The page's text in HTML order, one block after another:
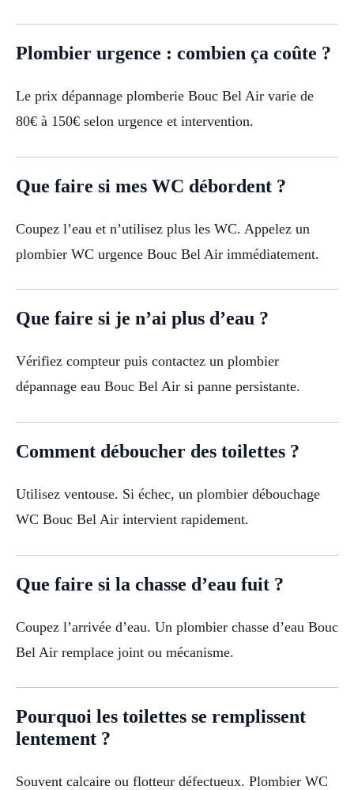
Plombier urgence : combien ça coûte ?
Le prix dépannage plomberie Bouc Bel Air varie de
80€ à 150€ selon urgence et intervention.
Que faire si mes WC débordent ?
Coupez l’eau et n’utilisez plus les WC. Appelez un
plombier WC urgence Bouc Bel Air immédiatement.
Que faire si je n’ai plus d’eau ?
Vérifiez compteur puis contactez un plombier
dépannage eau Bouc Bel Air si panne persistante.
Comment déboucher des toilettes ?
Utilisez ventouse. Si échec, un plombier débouchage
WC Bouc Bel Air intervient rapidement.
Que faire si la chasse d’eau fuit ?
Coupez l’arrivée d’eau. Un plombier chasse d’eau Bouc
Bel Air remplace joint ou mécanisme.
Pourquoi les toilettes se remplissent
lentement ?
Souvent calcaire ou flotteur défectueux. Plombier WC